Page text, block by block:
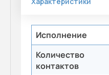
Исполнение
Количество
контактов